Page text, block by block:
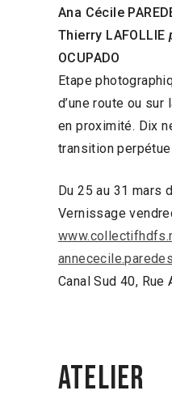
Ana Cécile
Thierry LAFOLLIE
OCUPADO
Etape
d’une route ou
en proximité. Dix
transition
Du 25 au 31 mars
Vernissage
Canal Sud 40, Rue
ATELIER